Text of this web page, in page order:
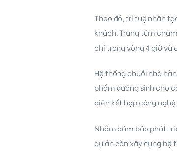
Theo đó, trí tuệ nhân
khách. Trung tâm
chỉ trong vòng 4 giờ và
Hệ thống chuỗi nhà
phẩm dưỡng sinh cho
diện kết hợp công
Nhằm đảm bảo phát
dự án còn xây dựng